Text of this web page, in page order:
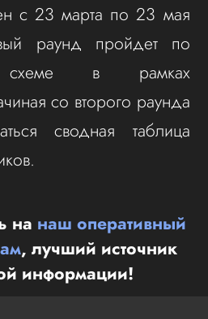
с 23 марта по 23 мая
раунд пройдет по
схеме в рамках
со второго раунда
сводная таблица
на наш оперативный
, лучший источник
информации!